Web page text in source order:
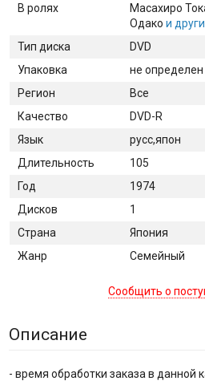
В ролях
Масахиро
Одако и
Тип диска
DVD
Упаковка
не определен
Регион
Все
Качество
DVD-R
Язык
русс,япон
Длительность
105
Год
1974
Дисков
1
Страна
Япония
Жанр
Семейный
Сообщить о
Описание
- время обработки заказа в данной